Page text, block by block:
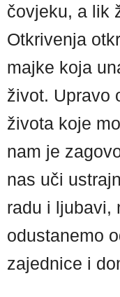
čovjeku, a lik
Otkrivenja
majke koja
život. Upravo
života koje
nam je
nas uči
radu i ljubavi,
odustanemo
zajednice i